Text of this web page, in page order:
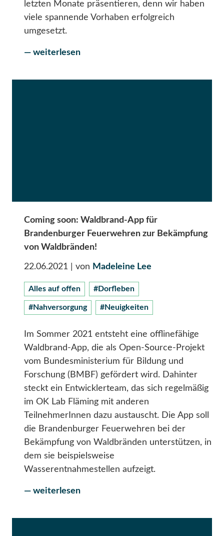
letzten Monate präsentieren, denn wir haben
viele spannende Vorhaben erfolgreich
umgesetzt.
— weiterlesen
Coming soon: Waldbrand-App für
Brandenburger Feuerwehren zur Bekämpfung
von Waldbränden!
22.06.2021 | von Madeleine Lee
Alles auf offen #Dorfleben
#Nahversorgung #Neuigkeiten
Im Sommer 2021 entsteht eine offlinefähige
Waldbrand-App, die als Open-Source-Projekt
vom Bundesministerium für Bildung und
Forschung (BMBF) gefördert wird. Dahinter
steckt ein Entwicklerteam, das sich regelmäßig
im OK Lab Fläming mit anderen
TeilnehmerInnen dazu austauscht. Die App soll
die Brandenburger Feuerwehren bei der
Bekämpfung von Waldbränden unterstützen, in
dem sie beispielsweise
Wasserentnahmestellen aufzeigt.
— weiterlesen